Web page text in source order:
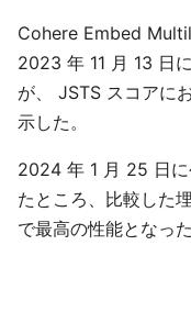
Cohere Embed
2023 年 11 月 13 日
が、 JSTS スコアに
示した。
2024 年 1 月 25 日
たところ、比較した
で最高の性能となった